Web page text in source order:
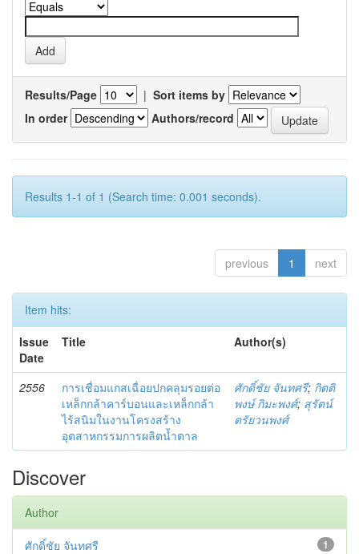
Results/Page | Sort items by
In order
Authors/record
Results 1-1 of 1 (Search time: 0.001 seconds).
previous 1 next
Item hits:
Issue
Date
Title Author(s)
2556
การเชื่อมแกสเฉื่อยปกคลุมรอยต่อ
เหล็กกล้าคาร์บอนและเหล็กกล้า
ไร้สนิมในงานโครงสร้าง
อุตสาหกรรมการผลิตน้ำตาล
ศักดิ์ชัย จันทศรี; กิตติ
พงษ์ กิมะพงศ์; สุรัตน์
ตรัยวนพงศ์
Discover
Author
1
ศักดิ์ชัย จันทศรี